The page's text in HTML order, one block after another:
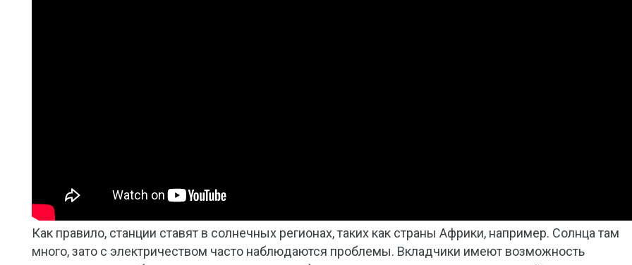
Как правило, станции ставят в солнечных регионах, таких как страны Африки, например. Солнца там
много, зато с электричеством часто наблюдаются проблемы. Вкладчики имеют возможность